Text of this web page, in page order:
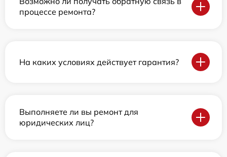
процессе ремонта?
На каких условиях действует гарантия?
Выполняете ли вы ремонт для
юридических лиц?